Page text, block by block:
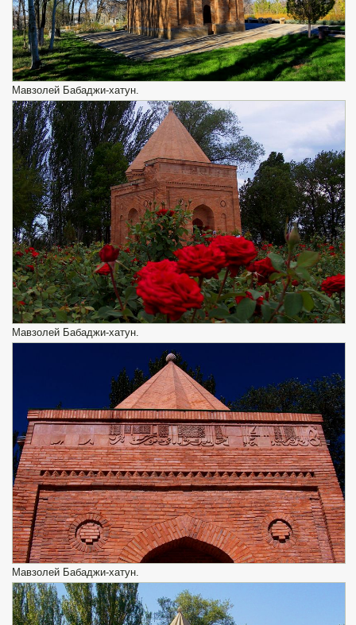
Мавзолей Бабаджи-хатун.
Мавзолей Бабаджи-хатун.
Мавзолей Бабаджи-хатун.